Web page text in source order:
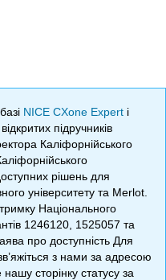
NICE CXone Expert і
підручників
Каліфорнійського
рішень для
університету та Merlot.
Національного
1246120, 1525057 та
про доступність Для
з нами за адресою
сторінку статусу за